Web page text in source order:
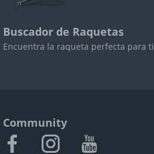
Buscador de Raquetas
Encuentra la raqueta perfecta para ti
Community